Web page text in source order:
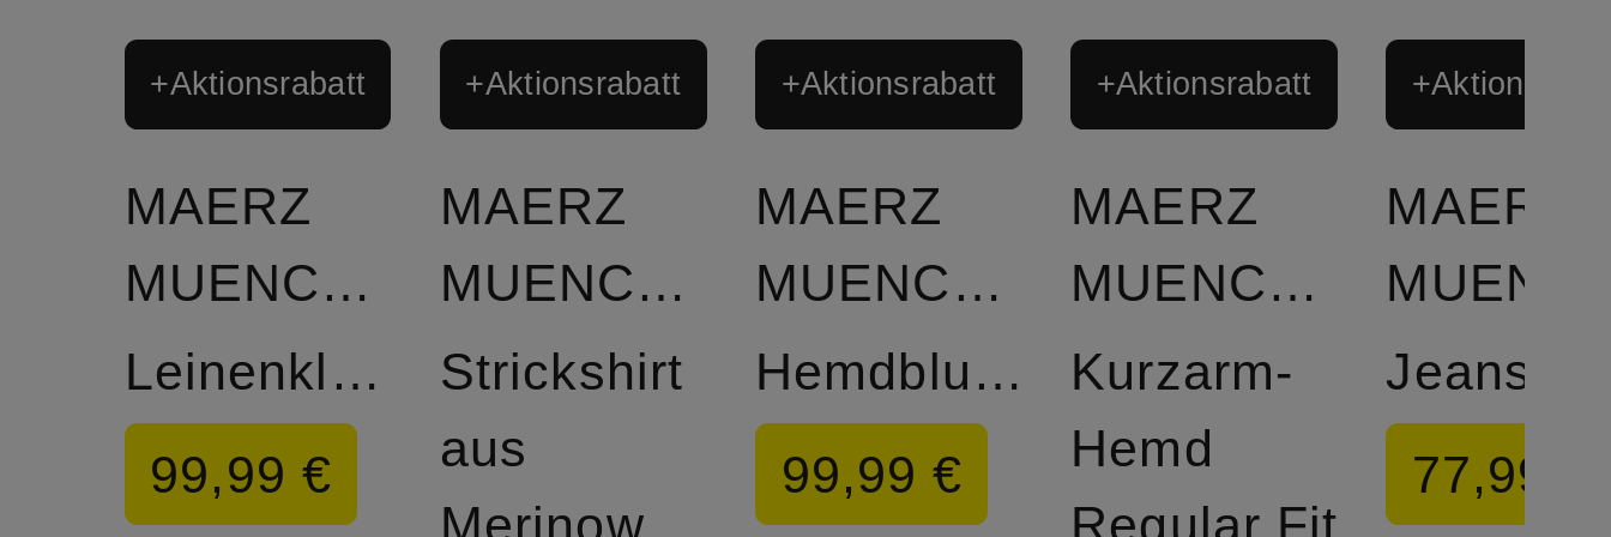
+Aktionsrabatt
MAERZ
MUENCHEN
Leinenkleid
99,99 €
+Aktionsrabatt
MAERZ
MUENCHEN
Strickshirt
aus
+Aktionsrabatt
MAERZ
MUENCHEN
Hemdblusenkleid
99,99 €
+Aktionsrabatt
MAERZ
MUENCHEN
Kurzarm-
Hemd
Regular Fit
MAERZ
77,99 €